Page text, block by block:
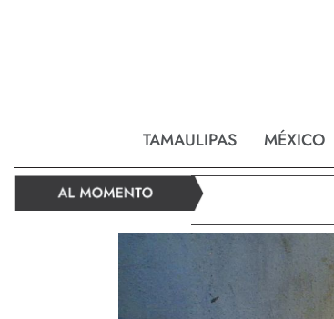
TAMAULIPAS MÉXICO